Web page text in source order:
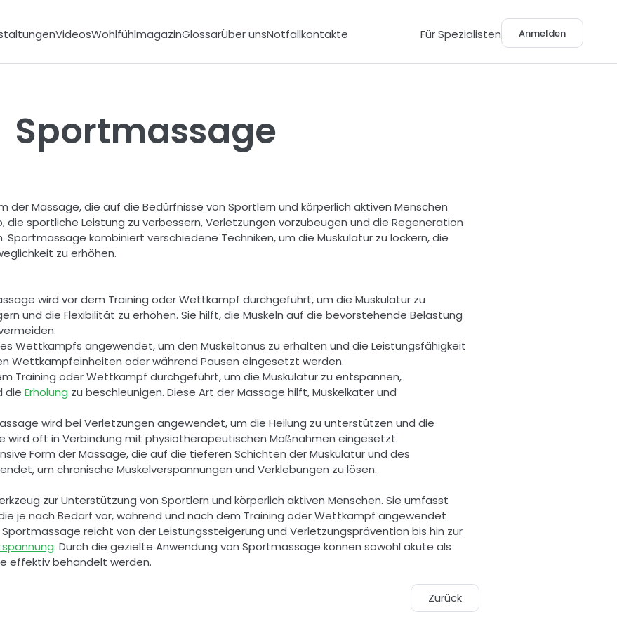
VideosWohlfühlmagazinGlossarÜber unsNotfallkontakte Für Spezialisten Anmelden
Sportmassage
der Massage, die auf die Bedürfnisse von Sportlern und körperlich aktiven Menschen
sportliche Leistung zu verbessern, Verletzungen vorzubeugen und die Regeneration
Sportmassage kombiniert verschiedene Techniken, um die Muskulatur zu lockern, die
zu erhöhen.
wird vor dem Training oder Wettkampf durchgeführt, um die Muskulatur zu
und die Flexibilität zu erhöhen. Sie hilft, die Muskeln auf die bevorstehende Belastung
Wettkampfs angewendet, um den Muskeltonus zu erhalten und die Leistungsfähigkeit
Wettkampfeinheiten oder während Pausen eingesetzt werden.
Training oder Wettkampf durchgeführt, um die Muskulatur zu entspannen,
die Erholung zu beschleunigen. Diese Art der Massage hilft, Muskelkater und
wird bei Verletzungen angewendet, um die Heilung zu unterstützen und die
wird oft in Verbindung mit physiotherapeutischen Maßnahmen eingesetzt.
Form der Massage, die auf die tieferen Schichten der Muskulatur und des
um chronische Muskelverspannungen und Verklebungen zu lösen.
zur Unterstützung von Sportlern und körperlich aktiven Menschen. Sie umfasst
je nach Bedarf vor, während und nach dem Training oder Wettkampf angewendet
reicht von der Leistungssteigerung und Verletzungsprävention bis hin zur
. Durch die gezielte Anwendung von Sportmassage können sowohl akute als
effektiv behandelt werden.
Zurück